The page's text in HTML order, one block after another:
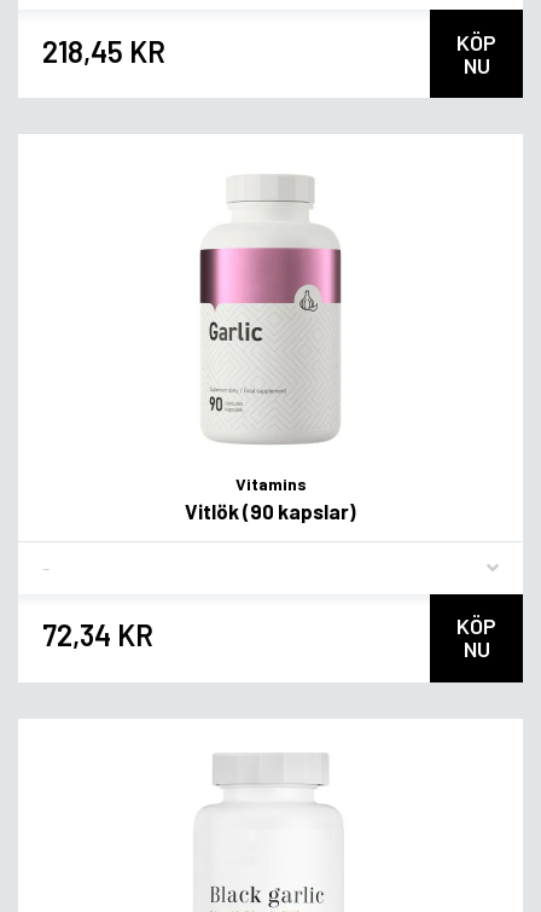
218,45 KR
KÖP
NU
Vitamins
Vitlök (90 kapslar)
72,34 KR
KÖP
NU